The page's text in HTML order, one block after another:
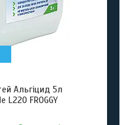
Альгіцид 5л
L220 FROGGY